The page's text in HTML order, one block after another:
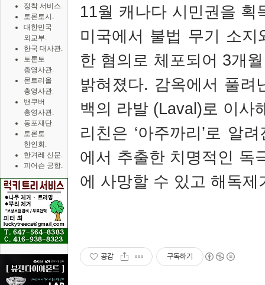
정착 서비스.
토론토시.
대한민국
외교부.
한국 대사관.
토론토
총영사관.
몬트리올
총영사관.
밴쿠버
총영사관.
동포재단.
토론토
한인회.
한겨레 신문.
피어슨 공항.
11월 캐나다 시민권을 획
미국에서 불법 무기 소
한 혐의로 체포되어 3개
밝혀졌다. 감옥에서 풀
백의 라발 (Laval)로 이사
리친은 ‘아주까리’로 알
에서 추출한 치명적인 독
에 사망할 수 있고 해독제
공감 구독하기